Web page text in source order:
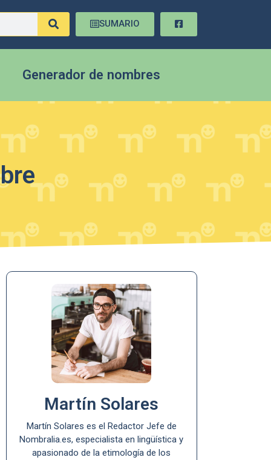
SUMARIO
Generador de nombres
Martín Solares
Martín Solares es el Redactor Jefe de
Nombralia.es, especialista en lingüística y
apasionado de la etimología de los